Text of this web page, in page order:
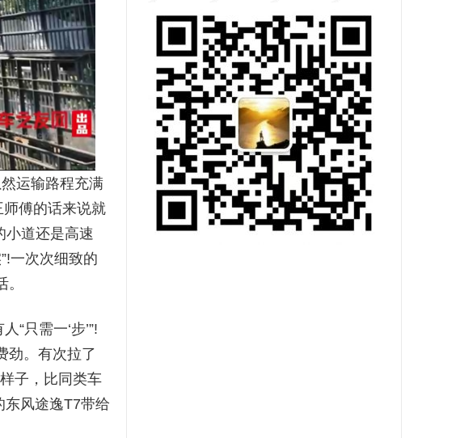
运输路程充满
师傅的话来说就
小道还是高速
一次次细致的
只需一‘步’”!
劲。有次拉了
子，比同类车
东风途逸T7带给